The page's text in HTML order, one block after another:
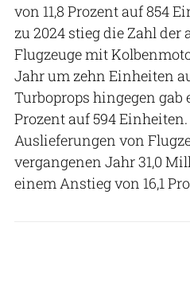
von 11,8 Prozent auf 854
zu 2024 stieg die Zahl der
Flugzeuge mit
Jahr um zehn Einheiten
Turboprops hingegen gab
Prozent auf 594
Auslieferungen von
vergangenen Jahr 31,0
einem Anstieg von 16,1